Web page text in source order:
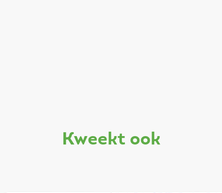
kweekt ook